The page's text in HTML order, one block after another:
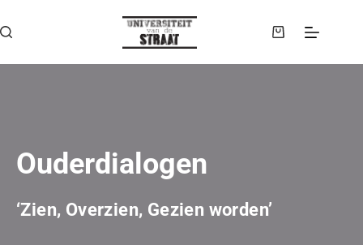
Ouderdialogen
‘Zien, Overzien, Gezien worden’